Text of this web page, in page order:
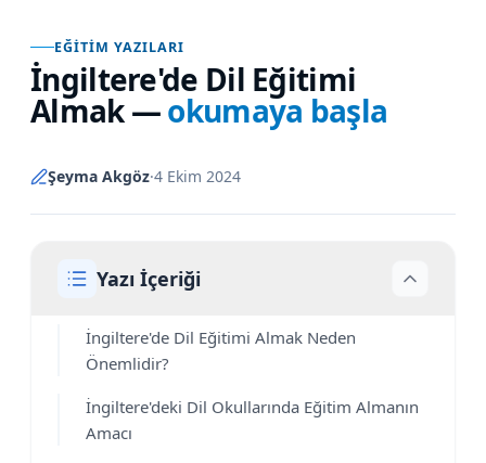
EĞITIM YAZILARI
İngiltere'de Dil Eğitimi
Almak—okumaya başla
Şeyma Akgöz·4 Ekim 2024
Yazı İçeriği
İngiltere'de Dil Eğitimi Almak Neden
Önemlidir?
İngiltere'deki Dil Okullarında Eğitim Almanın
Amacı